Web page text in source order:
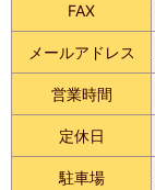
FAX
メールアドレス
営業時間
定休日
駐車場